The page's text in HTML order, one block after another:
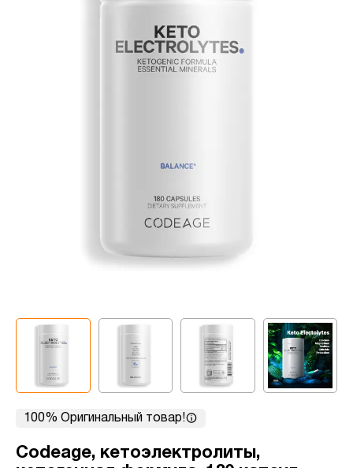
100% Оригинальный товар!
Codeage, кетоэлектролиты,